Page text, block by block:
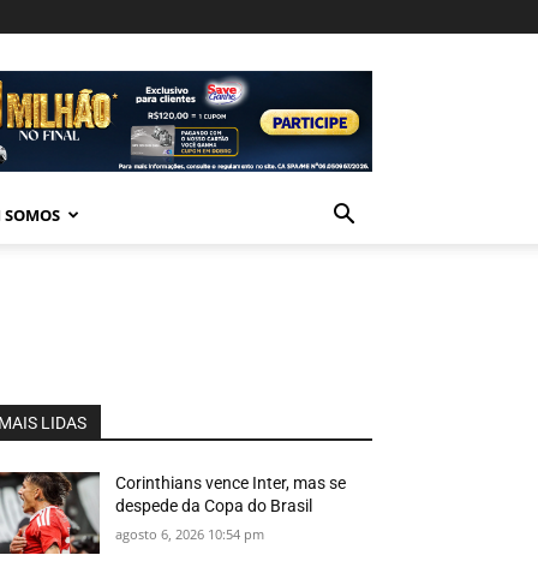
LIDAS
Corinthians vence Inter, mas se
despede da Copa do Brasil
agosto 6, 2026 10:54 pm